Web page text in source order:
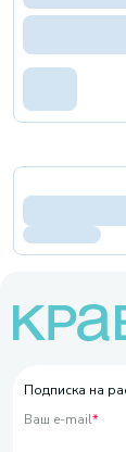
Подписка на
Ваш e-mail*